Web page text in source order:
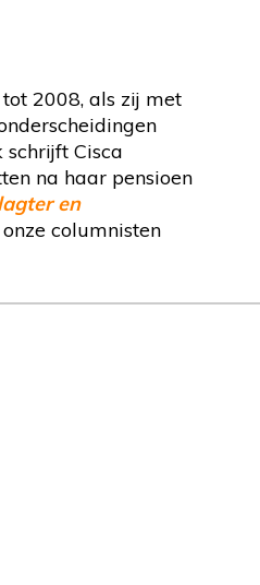
2008, als zij met
schrijft Cisca
na haar pensioen
en
columnisten